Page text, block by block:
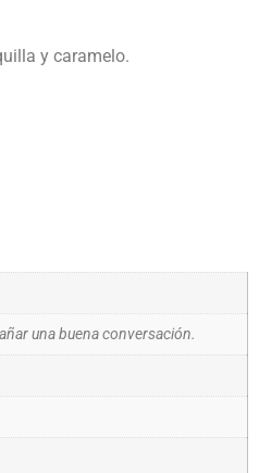
y caramelo.
una buena conversación.